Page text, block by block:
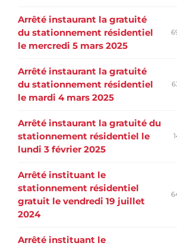
Arrêté instaurant la gratuité
du stationnement résidentiel
le mercredi 5 mars 2025
Arrêté instaurant la gratuité
du stationnement résidentiel
le mardi 4 mars 2025
Arrêté instaurant la gratuité du
stationnement résidentiel le
lundi 3 février 2025
Arrêté instituant le
stationnement résidentiel
gratuit le vendredi 19 juillet
2024
Arrêté instituant le